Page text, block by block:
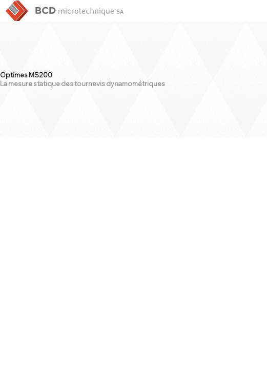
Optimes MS200
La mesure statique des tournevis dynamométriques